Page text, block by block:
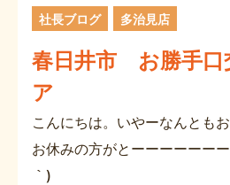
春日井市 お勝手
ア
社長ブログ 多治見店
こんにちは。いやーなんとも
お休みの方がとーーーーーー
｀)